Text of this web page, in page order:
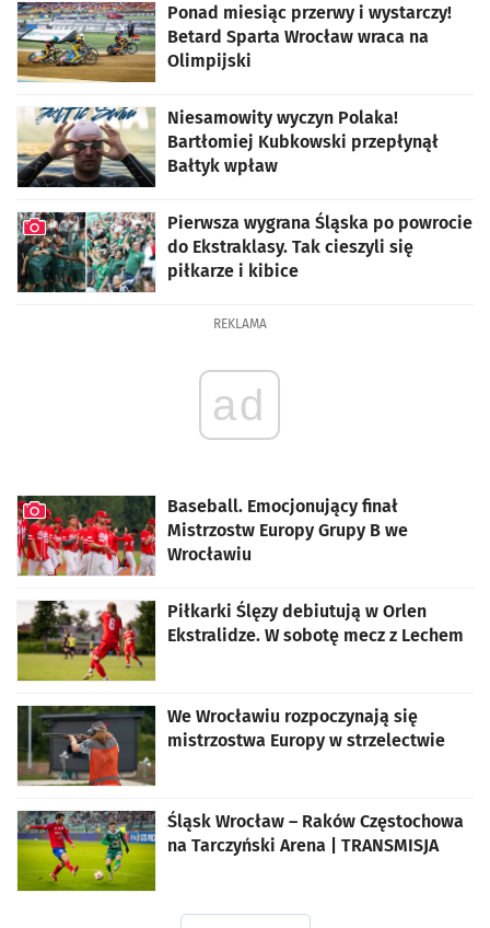
Ponad miesiąc przerwy i wystarczy!
Betard Sparta Wrocław wraca na
Olimpijski
Niesamowity wyczyn Polaka!
Bartłomiej Kubkowski przepłynął
Bałtyk wpław
Pierwsza wygrana Śląska po powrocie
do Ekstraklasy. Tak cieszyli się
piłkarze i kibice
REKLAMA
ad
Baseball. Emocjonujący finał
Mistrzostw Europy Grupy B we
Wrocławiu
Piłkarki Ślęzy debiutują w Orlen
Ekstralidze. W sobotę mecz z Lechem
We Wrocławiu rozpoczynają się
mistrzostwa Europy w strzelectwie
Śląsk Wrocław – Raków Częstochowa
na Tarczyński Arena | TRANSMISJA